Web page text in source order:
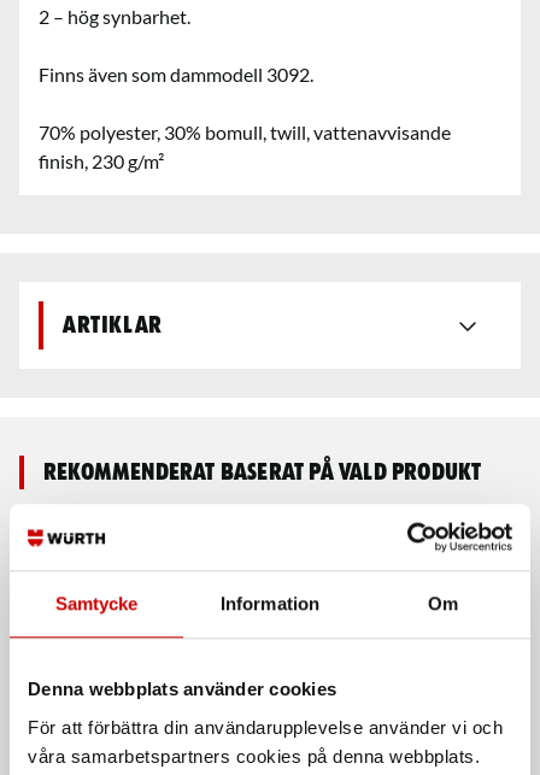
Samtycke Information Om
Denna webbplats använder cookies
För att förbättra din användarupplevelse använder vi och
våra samarbetspartners cookies på denna webbplats.
2 – hög synbarhet.
Finns även som dammodell 3092.
70% polyester, 30% bomull, twill, vattenavvisande
finish, 230 g/m²
Artiklar
Rekommenderat baserat på vald produkt
Svarta nitrilhandskar
Flamskyddad varselväst
3034